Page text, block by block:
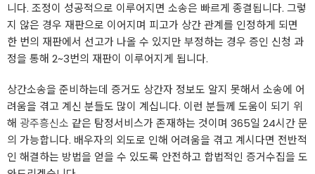
니다. 조정이 성공적으로 이루어지면 소송은 빠르게 종결됩니다. 그렇
지 않은 경우 재판으로 이어지며 피고가 상간 관계를 인정하게 되면
한 번의 재판에서 선고가 나올 수 있지만 부정하는 경우 증인 신청 과
정을 통해 2~3번의 재판이 이루어지게 됩니다.
상간소송을 준비하는데 증거도 상간자 정보도 알지 못해서 소송에 어
려움을 겪고 계신 분들도 많이 계십니다. 이런 분들께 도움이 되기 위
해 광주흥신소 같은 탐정서비스가 존재하는 것이며 365일 24시간 문
의 가능합니다. 배우자의 외도로 인해 어려움을 겪고 계시다면 전반적
인 해결하는 방법을 얻을 수 있도록 안전하고 합법적인 증거수집을 도